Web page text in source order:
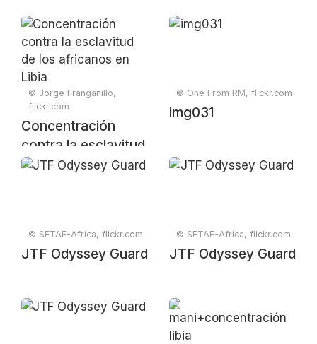
© Jorge Franganillo,
flickr.com
Concentración
contra la esclavitud
de los africanos en
© One From RM, flickr.com
img031
© SETAF-Africa, flickr.com
JTF Odyssey Guard
© SETAF-Africa, flickr.com
JTF Odyssey Guard